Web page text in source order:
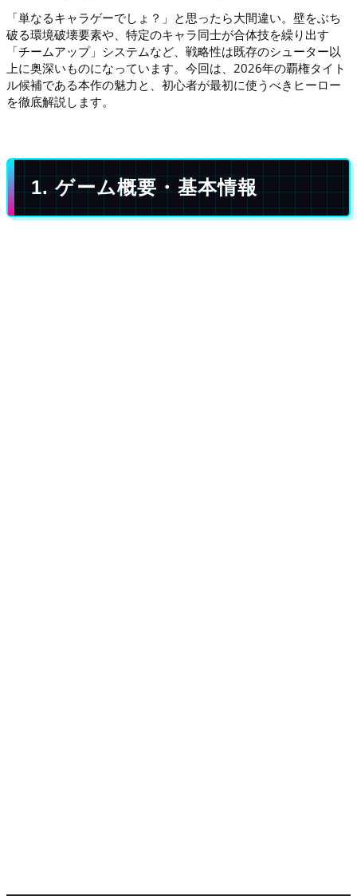
「単なるキャラゲーでしょ？」と思ったら大間違い。壁をぶち
破る環境破壊要素や、特定のキャラ同士が合体技を繰り出す
「チームアップ」システムなど、戦略性は既存のシューター以
上に奥深いものになっています。今回は、2026年の覇権タイト
ル候補である本作の魅力と、初心者が最初に使うべきヒーロー
を徹底解説します。
1. ゲーム概要・基本情報